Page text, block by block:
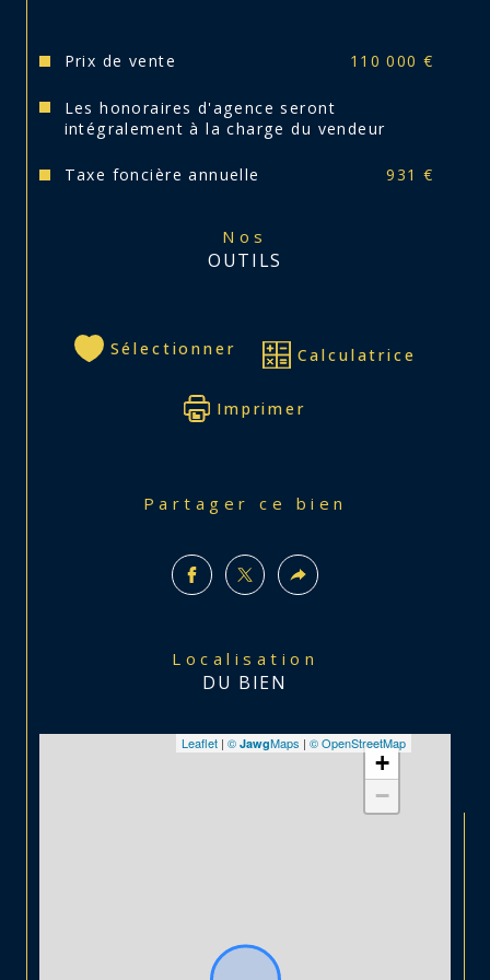
Prix de vente 110 000 €
Les honoraires d'agence seront
intégralement à la charge du vendeur
Taxe foncière annuelle 931 €
Nos
OUTILS
Sélectionner Calculatrice
Imprimer
Partager ce bien
Localisation
DU BIEN
+
−
Leaflet | © JawgMaps | © OpenStreetMap